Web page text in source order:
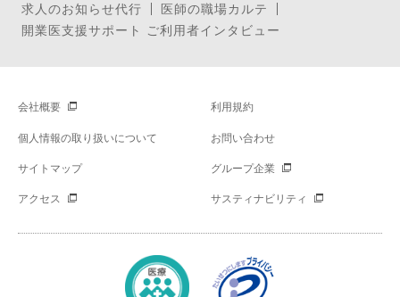
求人のお知らせ代行
医師の職場カルテ
開業医支援サポート ご利用者インタビュー
会社概要 利用規約
個人情報の取り扱いについて お問い合わせ
サイトマップ グループ企業
アクセス サスティナビリティ